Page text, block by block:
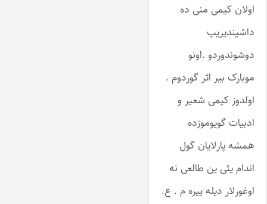
اولان کیمی منی ده
داشیندیریپ
دوشوندوردو .اونو
موبارک بیر اثر گوردوم .
اولدوز کیمی شعیر و
ادبیات گویوموزده
همشه پارلایان گول
اندام یئی ین طالعی نه
اوغورلار دیله ییره م . ع.